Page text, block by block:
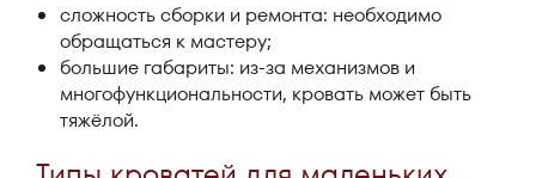
сложность сборки и ремонта: необходимо
обращаться к мастеру;
большие габариты: из-за механизмов и
многофункциональности, кровать может быть
тяжёлой.